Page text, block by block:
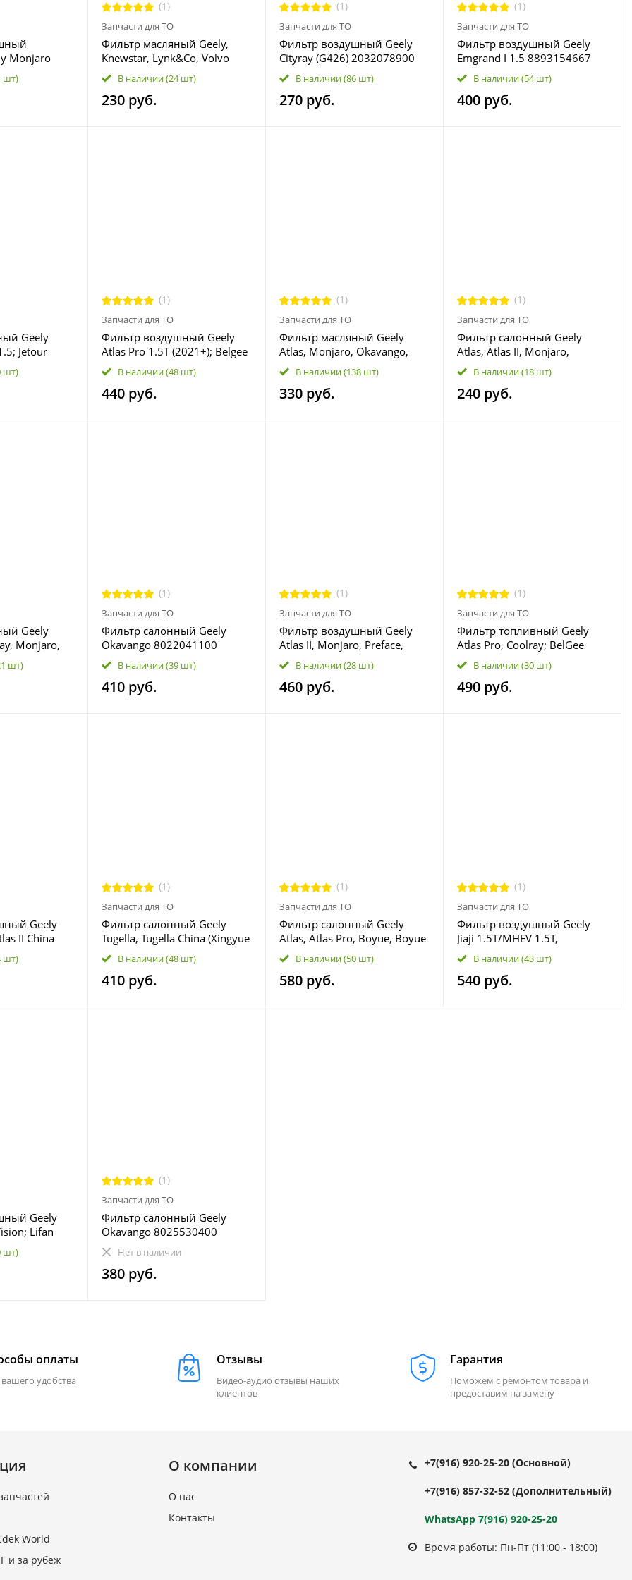
Monjaro
шт)
(1)
Запчасти для ТО
Фильтр масляный Geely,
Knewstar, Lynk&Co, Volvo
5511692378
В наличии(24 шт)
230 руб.
(1)
Запчасти для ТО
Фильтр воздушный Geely
Cityray (G426) 2032078900
В наличии(86 шт)
270 руб.
(1)
Запчасти для ТО
Фильтр воздушный Geely
Emgrand I 1.5 8893154667
В наличии(54 шт)
400 руб.
Geely
Jetour
T2 2.0T,
Plus 1.5T,
2.0
шт)
(1)
Запчасти для ТО
Фильтр воздушный Geely
Atlas Pro 1.5T (2021+); Belgee
X70 1.5T (2024+) 2032071900
В наличии(48 шт)
440 руб.
(1)
Запчасти для ТО
Фильтр масляный Geely
Atlas, Monjaro, Okavango,
Preface, Tugella, Tugella CN,
Monjaro CN; Knewstar 001;
Lynk&Co 05, 09; Volvo S60,
В наличии(138 шт)
330 руб.
(1)
Запчасти для ТО
Фильтр салонный Geely
Atlas, Atlas II, Monjaro,
Preface, Monjaro China
(Xingyue L) 8025530600
В наличии(18 шт)
240 руб.
Geely
Monjaro,
X50, X70;
1.5
шт)
(1)
Запчасти для ТО
Фильтр салонный Geely
Okavango 8022041100
В наличии(39 шт)
410 руб.
(1)
Запчасти для ТО
Фильтр воздушный Geely
Atlas II, Monjaro, Preface,
Tugella; Lynk&Co 01, 02, 03,
05 8888475602
В наличии(28 шт)
460 руб.
(1)
Запчасти для ТО
Фильтр топливный Geely
Atlas Pro, Coolray; BelGee
X50, X70 2013022000
В наличии(30 шт)
490 руб.
Geely
II China
Preface,
(Xingyue
001
шт)
(1)
Запчасти для ТО
Фильтр салонный Geely
Tugella, Tugella China (Xingyue
/ Xingyue S); Knewstar 001
(G11) 8025530500
В наличии(48 шт)
410 руб.
(1)
Запчасти для ТО
Фильтр салонный Geely
Atlas, Atlas Pro, Boyue, Boyue
Pro; BelGee X70 8015012700
В наличии(50 шт)
580 руб.
(1)
Запчасти для ТО
Фильтр воздушный Geely
Jiaji 1.5T/MHEV 1.5T,
Okavango 1.5 AMT
6606632739
В наличии(43 шт)
540 руб.
Geely
Lifan
B1109103
шт)
(1)
Запчасти для ТО
Фильтр салонный Geely
Okavango 8025530400
Нет в наличии
380 руб.
оплаты
удобства
Отзывы
Видео-аудио отзывы наших
клиентов
Гарантия
Поможем с ремонтом товара и
предоставим на замену
World
и за рубеж
О компании
О нас
Контакты
+7(916) 920-25-20 (Основной)
+7(916) 857-32-52 (Дополнительный)
WhatsApp 7(916) 920-25-20
Время работы: Пн-Пт (11:00 - 18:00)